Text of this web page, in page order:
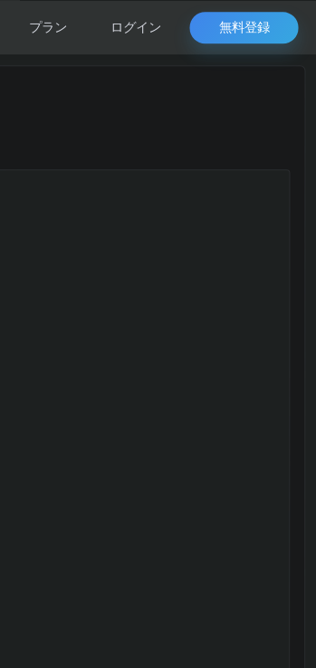
プラン ログイン 無料登録